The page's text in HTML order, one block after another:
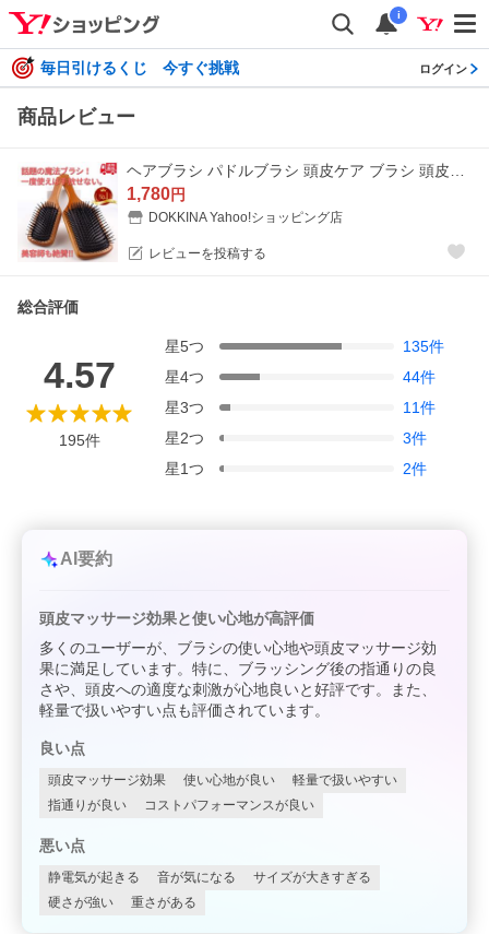
i
毎日引けるくじ 今すぐ挑戦 ログイン
商品レビュー
1,780円
DOKKINA Yahoo!ショッピング店
レビューを投稿する
総合評価
4.57
195件
星5つ 135件
星4つ 44件
星3つ 11件
星2つ 3件
星1つ 2件
AI要約
頭皮マッサージ効果と使い心地が高評価
多くのユーザーが、ブラシの使い心地や頭皮マッサージ効
果に満足しています。特に、ブラッシング後の指通りの良
さや、頭皮への適度な刺激が心地良いと好評です。また、
軽量で扱いやすい点も評価されています。
良い点
頭皮マッサージ効果 使い心地が良い
軽量で扱いやすい
指通りが良い
コストパフォーマンスが良い
悪い点
静電気が起きる 音が気になる
サイズが大きすぎる
硬さが強い
重さがある